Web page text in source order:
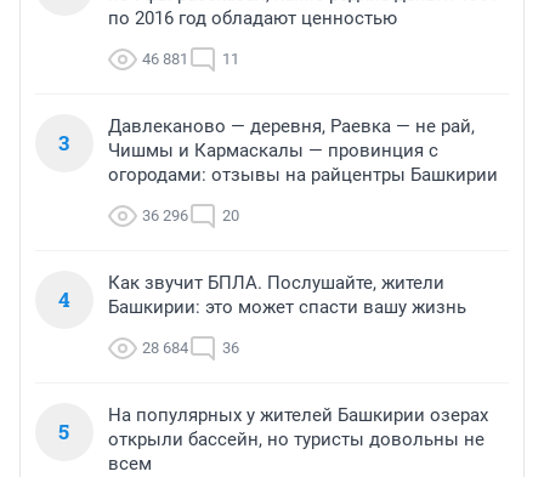
по 2016 год обладают ценностью
46 881 11
3
Давлеканово — деревня, Раевка — не рай,
Чишмы и Кармаскалы — провинция с
огородами: отзывы на райцентры Башкирии
36 296 20
4
Как звучит БПЛА. Послушайте, жители
Башкирии: это может спасти вашу жизнь
28 684 36
5
На популярных у жителей Башкирии озерах
открыли бассейн, но туристы довольны не
всем